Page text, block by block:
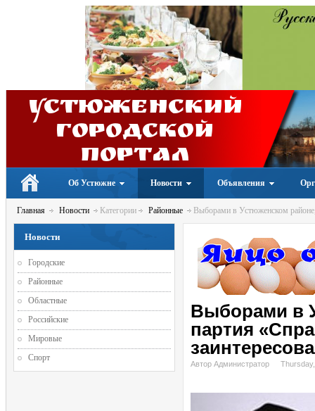
Устюженский
Городской
портал
Об Устюжне Новости Объявления
Главная Новости Категории Районные Выборами в Устюженском районе,
Выборами в
партия
Автор Администратор
Новости
Городские
Районные
Областные
Российские
Мировые
Спорт